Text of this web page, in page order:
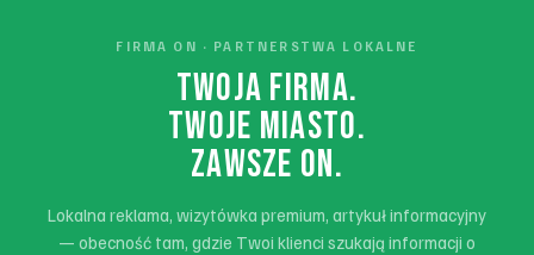
FIRMA ON · PARTNERSTWA LOKALNE
TWOJA FIRMA.
TWOJE MIASTO.
ZAWSZE ON.
Lokalna reklama, wizytówka premium, artykuł informacyjny
— obecność tam, gdzie Twoi klienci szukają informacji o